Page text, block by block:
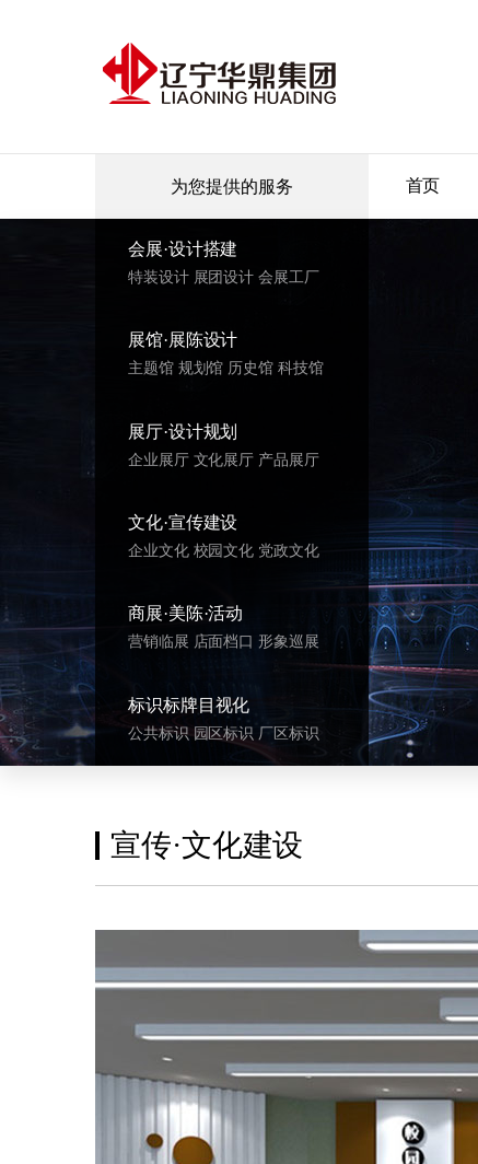
为您提供的服务
会展·设计搭建
特装设计 展团设计 会展工厂
展馆·展陈设计
主题馆 规划馆 历史馆 科技馆
展厅·设计规划
企业展厅 文化展厅 产品展厅
文化·宣传建设
企业文化 校园文化 党政文化
商展·美陈·活动
营销临展 店面档口 形象巡展
标识标牌目视化
公共标识 园区标识 厂区标识
首页
宣传·文化建设